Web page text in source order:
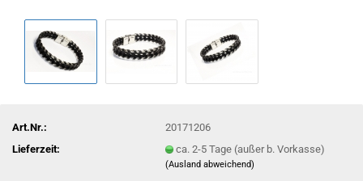
Art.Nr.:
20171206
Lieferzeit:
ca. 2-5 Tage (außer b. Vorkasse)
(Ausland abweichend)